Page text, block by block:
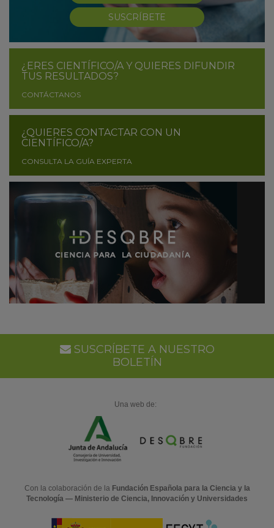
SUSCRÍBETE
¿ERES CIENTÍFICO/A Y QUIERES DIFUNDIR
TUS RESULTADOS?
CONTÁCTANOS
¿QUIERES CONTACTAR CON UN
CIENTÍFICO/A?
CONSULTA LA GUÍA EXPERTA
SUSCRÍBETE A NUESTRO
BOLETÍN
Una web de:
Con la colaboración de la Fundación Española para la Ciencia y la
Tecnología — Ministerio de Ciencia, Innovación y Universidades